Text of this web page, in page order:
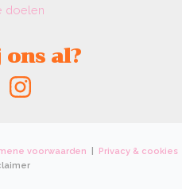
doelen
al?
voorwaarden
Privacy & cookies